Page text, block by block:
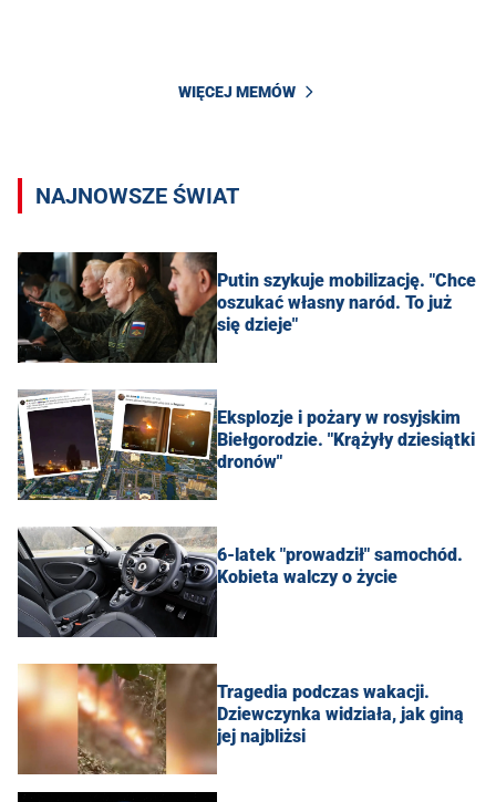
WIĘCEJ MEMÓW
NAJNOWSZE ŚWIAT
Putin szykuje mobilizację. "Chce
oszukać własny naród. To już
się dzieje"
Eksplozje i pożary w rosyjskim
Biełgorodzie. "Krążyły dziesiątki
dronów"
6-latek "prowadził" samochód.
Kobieta walczy o życie
Tragedia podczas wakacji.
Dziewczynka widziała, jak giną
jej najbliżsi